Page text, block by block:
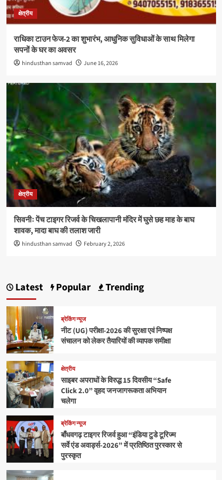
क्षेत्रीय
राधिका टाउन फेज-2 का शुभारंभ, आधुनिक सुविधाओं के साथ मिलेगा
सपनों के घर का अवसर
hindusthan samvad June 16, 2026
क्षेत्रीय
सिवनीः पेंच टाइगर रिजर्व के चिखलापानी मंदिर में घुसे छह माह के बाघ
शावक, मादा बाघ की तलाश जारी
hindusthan samvad February 2, 2026
Latest Popular Trending
ब्रेकिंग न्यूज
नीट (UG) परीक्षा-2026 की सुरक्षा एवं निष्पक्ष
संचालन को लेकर तैयारियों की व्यापक समीक्षा
क्षेत्रीय
साइबर अपराधों के विरुद्ध 15 दिवसीय “Safe
Click 2.0” वृहद जनजागरूकता अभियान
चलेगा
ब्रेकिंग न्यूज
बाँधवगढ़ टाइगर रिजर्व हुआ “इंडिया टुडे टूरिज्म
सर्वे एंड अवार्ड्स-2026” में प्रतिष्ठित पुरस्कार से
पुरस्कृत